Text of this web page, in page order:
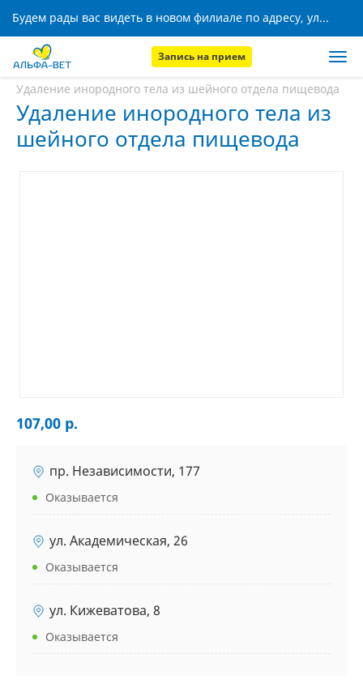
Будем рады вас видеть в новом филиале по адресу, ул. Кижеватова, 8!
Запись на прием
Главная
Удаление инородного тела из шейного отдела пищевода
Удаление инородного тела из
шейного отдела пищевода
107,00 р.
пр. Независимости, 177
Оказывается
ул. Академическая, 26
Оказывается
ул. Кижеватова, 8
Оказывается